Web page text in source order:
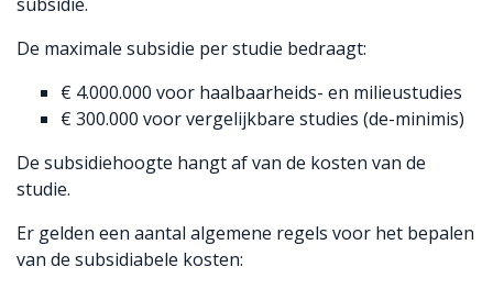
De maximale subsidie per studie bedraagt:
€ 4.000.000 voor haalbaarheids- en milieustudies
€ 300.000 voor vergelijkbare studies (de-minimis)
De subsidiehoogte hangt af van de kosten van de
studie.
Er gelden een aantal algemene regels voor het bepalen
van de subsidiabele kosten: